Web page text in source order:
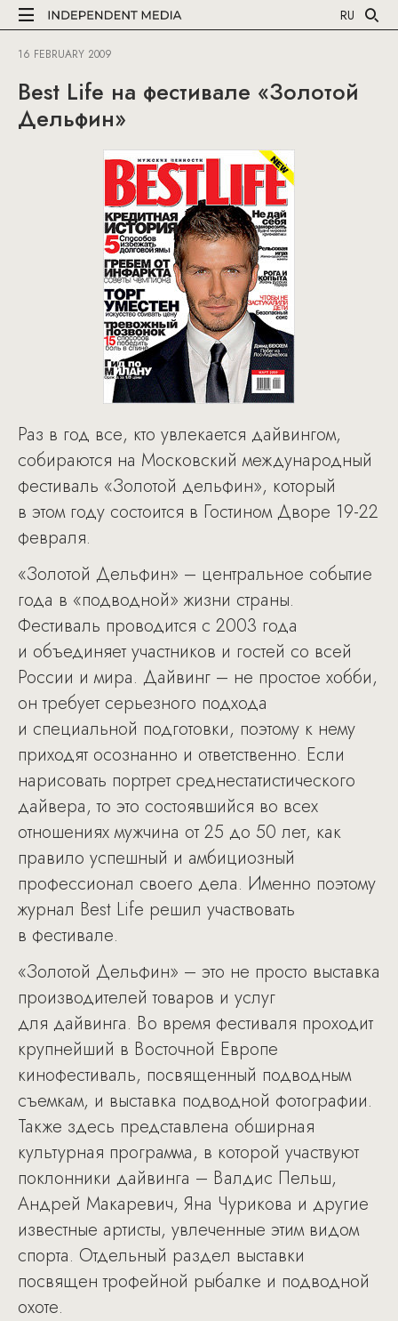
RU
16 FEBRUARY 2009
Best Life на фестивале «Золотой
Дельфин»
Раз в год все, кто увлекается дайвингом,
собираются на Московский международный
фестиваль «Золотой дельфин», который
в этом году состоится в Гостином Дворе 19-22
февраля.
«Золотой Дельфин» – центральное событие
года в «подводной» жизни страны.
Фестиваль проводится с 2003 года
и объединяет участников и гостей со всей
России и мира. Дайвинг – не простое хобби,
он требует серьезного подхода
и специальной подготовки, поэтому к нему
приходят осознанно и ответственно. Если
нарисовать портрет среднестатистического
дайвера, то это состоявшийся во всех
отношениях мужчина от 25 до 50 лет, как
правило успешный и амбициозный
профессионал своего дела. Именно поэтому
журнал Best Life решил участвовать
в фестивале.
«Золотой Дельфин» – это не просто выставка
производителей товаров и услуг
для дайвинга. Во время фестиваля проходит
крупнейший в Восточной Европе
кинофестиваль, посвященный подводным
съемкам, и выставка подводной фотографии.
Также здесь представлена обширная
культурная программа, в которой участвуют
поклонники дайвинга – Валдис Пельш,
Андрей Макаревич, Яна Чурикова и другие
известные артисты, увлеченные этим видом
спорта. Отдельный раздел выставки
посвящен трофейной рыбалке и подводной
охоте.